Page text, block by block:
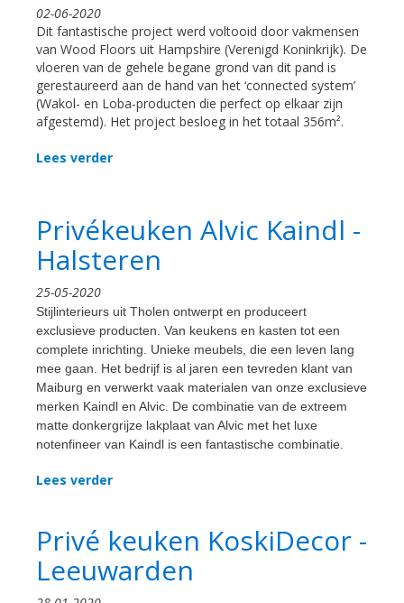
02-06-2020
Dit fantastische project werd voltooid door vakmensen
van Wood Floors uit Hampshire (Verenigd Koninkrijk). De
vloeren van de gehele begane grond van dit pand is
gerestaureerd aan de hand van het ‘connected system’
(Wakol- en Loba-producten die perfect op elkaar zijn
afgestemd). Het project besloeg in het totaal 356m².
Lees verder
Privékeuken Alvic Kaindl -
Halsteren
25-05-2020
Stijlinterieurs uit Tholen ontwerpt en produceert
exclusieve producten. Van keukens en kasten tot een
complete inrichting. Unieke meubels, die een leven lang
mee gaan. Het bedrijf is al jaren een tevreden klant van
Maiburg en verwerkt vaak materialen van onze exclusieve
merken Kaindl en Alvic. De combinatie van de extreem
matte donkergrijze lakplaat van Alvic met het luxe
notenfineer van Kaindl is een fantastische combinatie.
Lees verder
Privé keuken KoskiDecor -
Leeuwarden